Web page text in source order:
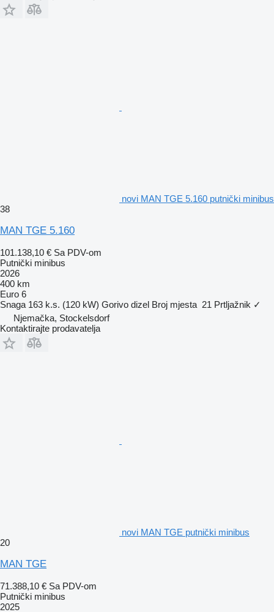
novi MAN TGE 5.160 putnički minibus
38
MAN TGE 5.160
101.138,10 € Sa PDV-om
Putnički minibus
2026
400 km
Euro 6
Snaga 163 k.s. (120 kW) Gorivo dizel Broj mjesta 21 Prtljažnik ✓
Njemačka, Stockelsdorf
Kontaktirajte prodavatelja
novi MAN TGE putnički minibus
20
MAN TGE
71.388,10 € Sa PDV-om
Putnički minibus
2025